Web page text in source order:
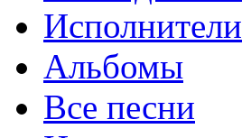
Исполнители
Альбомы
Все песни